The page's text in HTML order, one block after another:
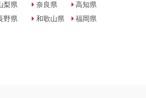
梨県
野県
奈良県
和歌山県
高知県
福岡県